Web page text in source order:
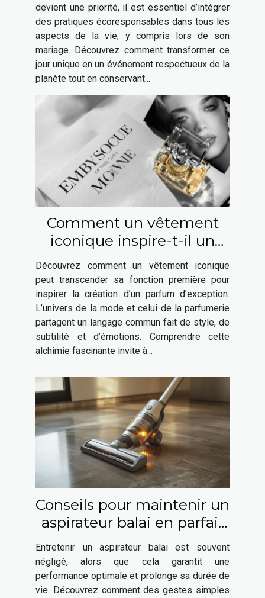
devient une priorité, il est essentiel d’intégrer
des pratiques écoresponsables dans tous les
aspects de la vie, y compris lors de son
mariage. Découvrez comment transformer ce
jour unique en un événement respectueux de la
planète tout en conservant...
Comment un vêtement
iconique inspire-t-il un
parfum élégant ?
Découvrez comment un vêtement iconique
peut transcender sa fonction première pour
inspirer la création d’un parfum d’exception.
L’univers de la mode et celui de la parfumerie
partagent un langage commun fait de style, de
subtilité et d’émotions. Comprendre cette
alchimie fascinante invite à...
Conseils pour maintenir un
aspirateur balai en parfait
état
Entretenir un aspirateur balai est souvent
négligé, alors que cela garantit une
performance optimale et prolonge sa durée de
vie. Découvrez comment des gestes simples